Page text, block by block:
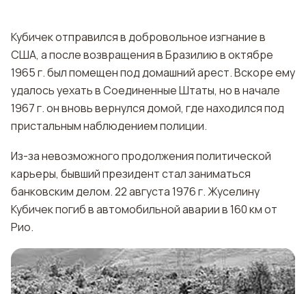
Кубичек отправился в добровольное изгнание в
США, а после возвращения в Бразилию в октябре
1965 г. был помещен под домашний арест. Вскоре ему
удалось уехать в Соединенные Штаты, но в начале
1967 г. он вновь вернулся домой, где находился под
пристальным наблюдением полиции.
Из-за невозможного продолжения политической
карьеры, бывший президент стал заниматься
банковским делом. 22 августа 1976 г. Жуселину
Кубичек погиб в автомобильной аварии в 160 км от
Рио.